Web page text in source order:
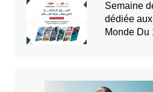
Semaine
dédiée
Monde Du